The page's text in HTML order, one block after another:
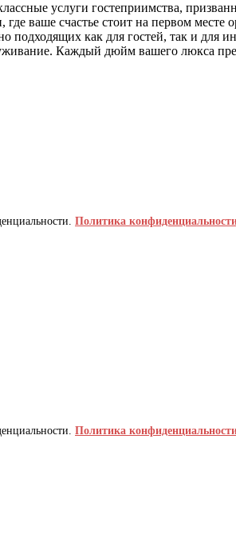
услуги гостеприимства,
ваше счастье стоит на первом
подходящих как для гостей, так и
Каждый дюйм вашего люкса
Политика
Политика